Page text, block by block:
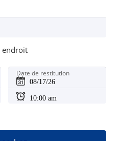
endroit
Date de restitution